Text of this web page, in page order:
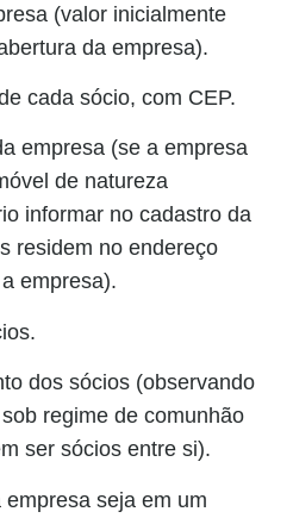
(valor inicialmente
da empresa).
cada sócio, com CEP.
empresa (se a empresa
de natureza
informar no cadastro da
residem no endereço
empresa).
dos sócios (observando
regime de comunhão
ser sócios entre si).
seja em um